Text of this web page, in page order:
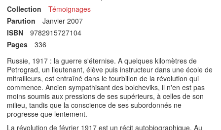
Collection
Témoignages
Parution
Janvier 2007
ISBN
9782915727104
Pages
336
Russie, 1917 : la guerre s'éternise. A quelques kilomètres de
Petrograd, un lieutenant, élève puis instructeur dans une école de
mitrailleurs, est entraîné dans le tourbillon de la révolution qui
commence. Ancien sympathisant des bolcheviks, il n'en est pas
moins soumis aux pressions de ses supérieurs, à celles de son
milieu, tandis que la conscience de ses subordonnés ne
progresse que lentement.
La révolution de février 1917 est un récit autobiographique. Au